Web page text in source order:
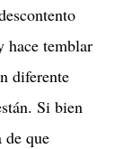
hace temblar
diferente
Si bien
de que